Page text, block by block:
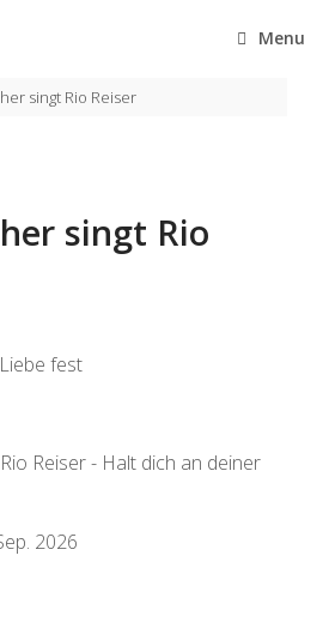
Menu
singt Rio Reiser
singt Rio
fest
Reiser - Halt dich an deiner
2026